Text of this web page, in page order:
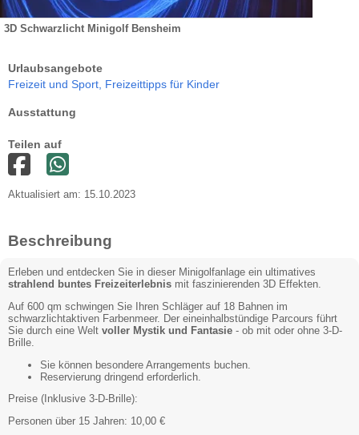
3D Schwarzlicht Minigolf Bensheim
Urlaubsangebote
Freizeit und Sport, Freizeittipps für Kinder
Ausstattung
Teilen auf
Aktualisiert am: 15.10.2023
Beschreibung
Erleben und entdecken Sie in dieser Minigolfanlage ein ultimatives
strahlend buntes Freizeiterlebnis mit faszinierenden 3D Effekten.
Auf 600 qm schwingen Sie Ihren Schläger auf 18 Bahnen im
schwarzlichtaktiven Farbenmeer. Der eineinhalbstündige Parcours führt
Sie durch eine Welt voller Mystik und Fantasie - ob mit oder ohne 3-D-
Brille.
Sie können besondere Arrangements buchen.
Reservierung dringend erforderlich.
Preise (Inklusive 3-D-Brille):
Personen über 15 Jahren: 10,00 €